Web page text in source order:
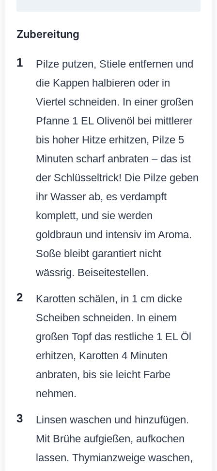
Zubereitung
Pilze putzen, Stiele entfernen und
die Kappen halbieren oder in
Viertel schneiden. In einer großen
Pfanne 1 EL Olivenöl bei mittlerer
bis hoher Hitze erhitzen, Pilze 5
Minuten scharf anbraten – das ist
der Schlüsseltrick! Die Pilze geben
ihr Wasser ab, es verdampft
komplett, und sie werden
goldbraun und intensiv im Aroma.
Soße bleibt garantiert nicht
wässrig. Beiseitestellen.
Karotten schälen, in 1 cm dicke
Scheiben schneiden. In einem
großen Topf das restliche 1 EL Öl
erhitzen, Karotten 4 Minuten
anbraten, bis sie leicht Farbe
nehmen.
Linsen waschen und hinzufügen.
Mit Brühe aufgießen, aufkochen
lassen. Thymianzweige waschen,